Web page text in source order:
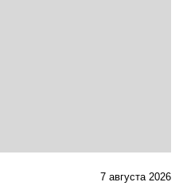
7 августа 2026